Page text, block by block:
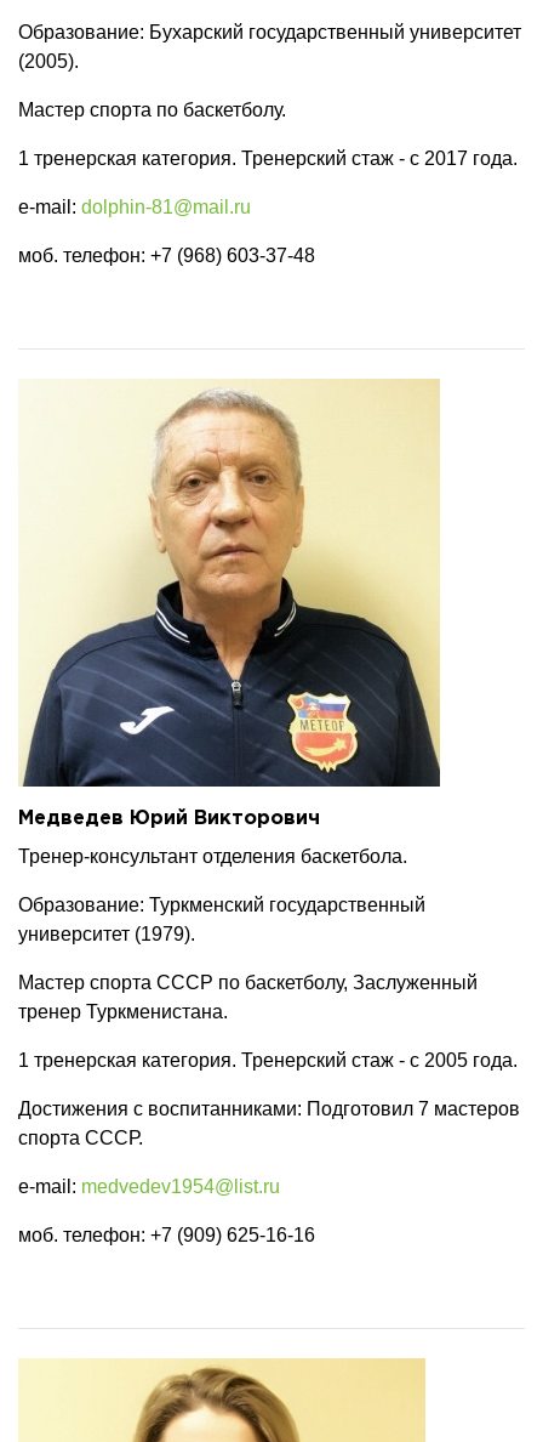
Образование: Бухарский государственный университет
(2005).
Мастер спорта по баскетболу.
1 тренерская категория. Тренерский стаж - с 2017 года.
e-mail: dolphin-81@mail.ru
моб. телефон: +7 (968) 603-37-48
Медведев Юрий Викторович
Тренер-консультант отделения баскетбола.
Образование: Туркменский государственный
университет (1979).
Мастер спорта СССР по баскетболу, Заслуженный
тренер Туркменистана.
1 тренерская категория. Тренерский стаж - с 2005 года.
Достижения с воспитанниками: Подготовил 7 мастеров
спорта СССР.
e-mail: medvedev1954@list.ru
моб. телефон: +7 (909) 625-16-16